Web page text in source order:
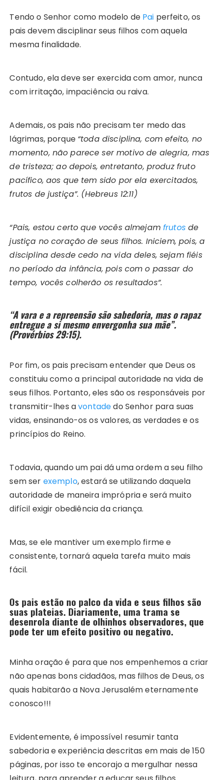
Tendo o Senhor como modelo de Pai perfeito, os
pais devem disciplinar seus filhos com aquela
mesma finalidade.
Contudo, ela deve ser exercida com amor, nunca
com irritação, impaciência ou raiva.
Ademais, os pais não precisam ter medo das
lágrimas, porque “toda disciplina, com efeito, no
momento, não parece ser motivo de alegria, mas
de tristeza; ao depois, entretanto, produz fruto
pacífico, aos que tem sido por ela exercitados,
frutos de justiça”. (Hebreus 12:11)
“Pais, estou certo que vocês almejamfrutosde
justiça no coração de seus filhos. Iniciem, pois, a
disciplina desde cedo na vida deles, sejam fiéis
no período da infância, pois com o passar do
tempo, vocês colherão os resultados”.
“A vara e a repreensão são sabedoria, mas o rapaz
entregue a si mesmo envergonha sua mãe”.
(Provérbios 29:15).
Por fim, os pais precisam entender que Deus os
constituiu como a principal autoridade na vida de
seus filhos. Portanto, eles são os responsáveis por
transmitir-lhes avontadedo Senhor para suas
vidas, ensinando-os os valores, as verdades e os
princípios do Reino.
Todavia, quando um pai dá uma ordem a seu filho
sem ser exemplo, estará se utilizando daquela
autoridade de maneira imprópria e será muito
difícil exigir obediência da criança.
Mas, se ele mantiver um exemplo firme e
consistente, tornará aquela tarefa muito mais
fácil.
Os pais estão no palco da vida e seus filhos são
suas plateias. Diariamente, uma trama se
desenrola diante de olhinhos observadores, que
pode ter um efeito positivo ou negativo.
Minha oração é para que nos empenhemos a criar
não apenas bons cidadãos, mas filhos de Deus, os
quais habitarão a Nova Jerusalém eternamente
conosco!!!
Evidentemente, é impossível resumir tanta
sabedoria e experiência descritas em mais de 150
páginas, por isso te encorajo a mergulhar nessa